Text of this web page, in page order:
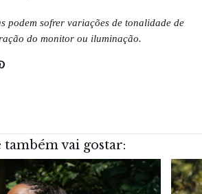
podem sofrer variações de tonalidade de
do monitor ou iluminação.
também vai gostar: